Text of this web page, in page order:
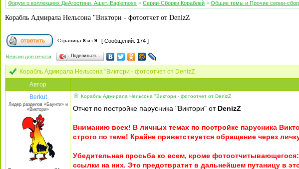
Форум о коллекциях ДеАгостини, Ашет, Eaglemoss » Серии-Сборки Кораблей » Общие темы и Прочие серии-
Корабль Адмирала Нельсона "Виктори - фотоотчет от DenizZ
Страница 8 из 9 [ Сообщений: 174 ]
Версия для печати Поделиться…
Корабль Адмирала Нельсона "Виктори - фотоотчет от DenizZ
Автор
Berkut
Лидер разделов «Баунти» и
«Виктори»
Корабль Адмирала Нельсона "Виктори - фотоотчет от DenizZ
Отчет по постройке парусника "Виктори" от DenizZ
Вниманию всех! В личных темах по постройке парусника
строго по теме! Крайне приветствуется обращение через
Убедительная просьба ко всем, кроме
ссылки на них. Это предотвратит в дальнейшем путаницу в